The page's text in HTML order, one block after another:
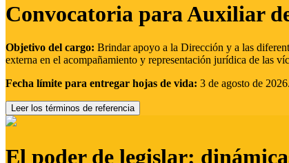
Convocatoria para Auxiliar
Objetivo del cargo: Brindar apoyo a la Dirección y a las
externa en el acompañamiento y representación jurídica de las
Fecha límite para entregar hojas de vida: 3 de agosto de 2026.
Leer los términos de referencia
El poder de legislar: